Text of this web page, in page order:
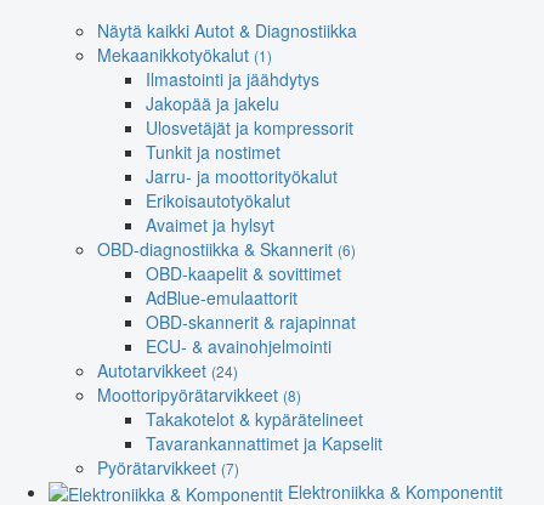
Näytä kaikki Autot & Diagnostiikka
Mekaanikkotyökalut (1)
Ilmastointi ja jäähdytys
Jakopää ja jakelu
Ulosvetäjät ja kompressorit
Tunkit ja nostimet
Jarru- ja moottorityökalut
Erikoisautotyökalut
Avaimet ja hylsyt
OBD-diagnostiikka & Skannerit (6)
OBD-kaapelit & sovittimet
AdBlue-emulaattorit
OBD-skannerit & rajapinnat
ECU- & avainohjelmointi
Autotarvikkeet (24)
Moottoripyörätarvikkeet (8)
Takakotelot & kypärätelineet
Tavarankannattimet ja Kapselit
Pyörätarvikkeet (7)
Elektroniikka & Komponentit